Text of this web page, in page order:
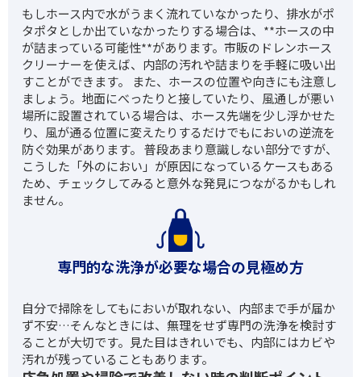
もしホース内で水がうまく流れていなかったり、排水がポ
タポタとしか出ていなかったりする場合は、**ホースの中
が詰まっている可能性**があります。市販のドレンホース
クリーナーを使えば、内部の汚れや詰まりを手軽に吸い出
すことができます。 また、ホースの位置や向きにも注意し
ましょう。地面にべったりと接していたり、風通しが悪い
場所に設置されている場合は、ホース先端を少し浮かせた
り、風が通る位置に変えたりするだけでもにおいの逆流を
防ぐ効果があります。 普段あまり意識しない部分ですが、
こうした「外のにおい」が原因になっているケースもある
ため、チェックしてみると意外な発見につながるかもしれ
ません。
専門的な洗浄が必要な場合の見極め方
自分で掃除をしてもにおいが取れない、内部まで手が届か
ず不安…そんなときには、無理をせず専門の洗浄を検討す
ることが大切です。見た目はきれいでも、内部にはカビや
汚れが残っていることもあります。